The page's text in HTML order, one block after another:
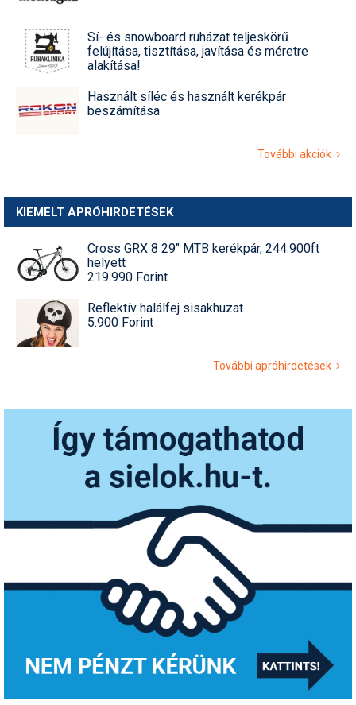
Sí- és snowboard ruházat teljeskörű
felújítása, tisztítása, javítása és méretre
alakítása!
Használt síléc és használt kerékpár
beszámítása
További akciók
KIEMELT APRÓHIRDETÉSEK
Cross GRX 8 29" MTB kerékpár, 244.900ft
helyett
219.990 Forint
Reflektív halálfej sisakhuzat
5.900 Forint
További apróhirdetések